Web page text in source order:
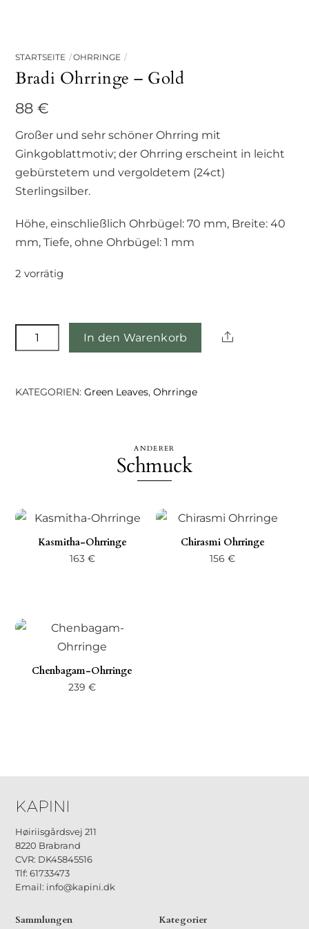
STARTSEITE OHRRINGE
Bradi Ohrringe – Gold
88€
Großer und sehr schöner Ohrring mit
Ginkgoblattmotiv; der Ohrring erscheint in leicht
gebürstetem und vergoldetem (24ct)
Sterlingsilber.
Höhe, einschließlich Ohrbügel: 70 mm, Breite: 40
mm, Tiefe, ohne Ohrbügel: 1 mm
2 vorrätig
Bradi
Ohrringe
Gold
In den Warenkorb Share
KATEGORIEN:Green Leaves,Ohrringe
ANDERER
Schmuck
Kasmitha-Ohrringe
163 €
Chirasmi Ohrringe
156€
Chenbagam-Ohrringe
239€
Høiriisgårdsvej 211
8220 Brabrand
CVR: DK45845516
Tlf: 61733473
Email: info@kapini.dk
Sammlungen Kategorier